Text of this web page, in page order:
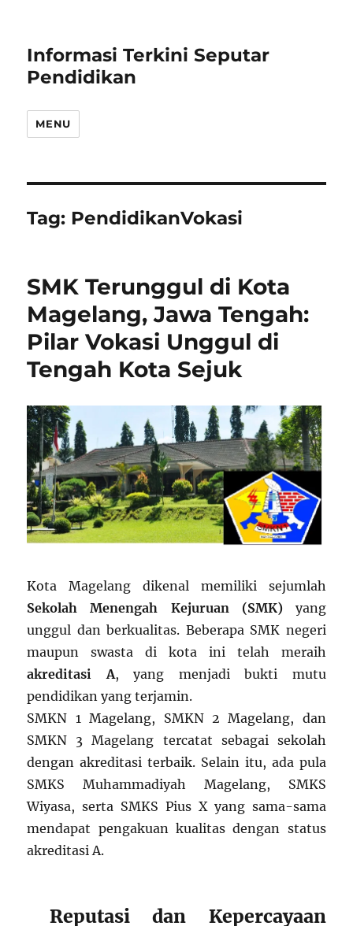
Informasi Terkini Seputar
Pendidikan
MENU
Tag: PendidikanVokasi
SMK Terunggul di Kota
Magelang, Jawa Tengah:
Pilar Vokasi Unggul di
Tengah Kota Sejuk
Kota Magelang dikenal memiliki sejumlah
Sekolah Menengah Kejuruan (SMK)yang
unggul dan berkualitas. Beberapa SMK negeri
maupun swasta di kota ini telah meraih
akreditasi A, yang menjadi bukti mutu
pendidikan yang terjamin.
SMKN 1 Magelang, SMKN 2 Magelang, dan
SMKN 3 Magelang tercatat sebagai sekolah
dengan akreditasi terbaik. Selain itu, ada pula
SMKS Muhammadiyah Magelang, SMKS
Wiyasa, serta SMKS Pius X yang sama-sama
mendapat pengakuan kualitas dengan status
akreditasi A.
Reputasi dan Kepercayaan